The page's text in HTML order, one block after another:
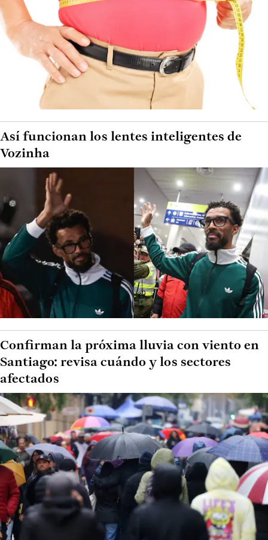
Así funcionan los lentes inteligentes de
Vozinha
Confirman la próxima lluvia con viento en
Santiago: revisa cuándo y los sectores
afectados